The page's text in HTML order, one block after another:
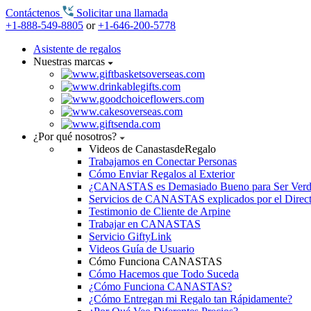
Contáctenos
Solicitar una llamada
+1-888-549-8805 or+1-646-200-5778
Asistente de regalos
Nuestras marcas
¿Por qué nosotros?
Videos de CanastasdeRegalo
Trabajamos en Conectar Personas
Cómo Enviar Regalos al Exterior
¿CANASTAS es Demasiado Bueno para Ser
Servicios de CANASTAS explicados por el
Testimonio de Cliente de Arpine
Trabajar en CANASTAS
Servicio GiftyLink
Videos Guía de Usuario
Cómo Funciona CANASTAS
Cómo Hacemos que Todo Suceda
¿Cómo Funciona CANASTAS?
¿Cómo Entregan mi Regalo tan Rápidamente?